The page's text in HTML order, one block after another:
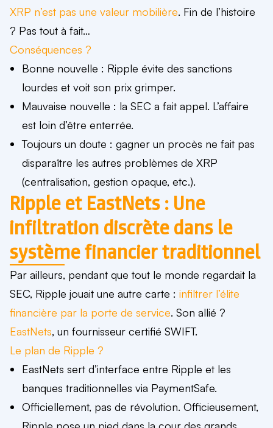
XRP n’est pas une valeur mobilière. Fin de l’histoire
? Pas tout à fait…
Conséquences ?
Bonne nouvelle : Ripple évite des sanctions
lourdes et voit son prix grimper.
Mauvaise nouvelle : la SEC a fait appel. L’affaire
est loin d’être enterrée.
Toujours un doute : gagner un procès ne fait pas
disparaître les autres problèmes de XRP
(centralisation, gestion opaque, etc.).
Ripple et EastNets : Une
infiltration discrète dans le
système financier traditionnel
Par ailleurs, pendant que tout le monde regardait la
SEC, Ripple jouait une autre carte : infiltrer l’élite
financière par la porte de service. Son allié ?
EastNets, un fournisseur certifié SWIFT.
Le plan de Ripple ?
EastNets sert d’interface entre Ripple et les
banques traditionnelles via PaymentSafe.
Officiellement, pas de révolution. Officieusement,